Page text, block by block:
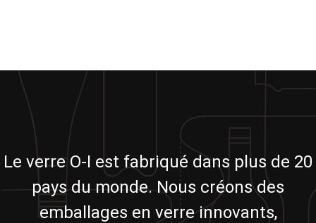
Le verre O-I est fabriqué dans plus de 20
pays du monde. Nous créons des
emballages en verre innovants,